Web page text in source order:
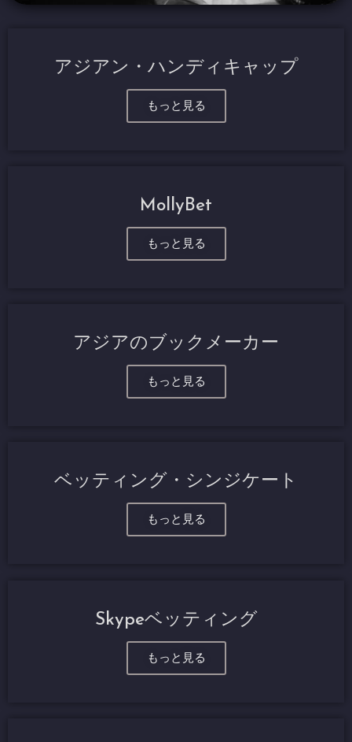
アジアン・ハンディキャップ
もっと見る
MollyBet
もっと見る
アジアのブックメーカー
もっと見る
ベッティング・シンジケート
もっと見る
Skypeベッティング
もっと見る